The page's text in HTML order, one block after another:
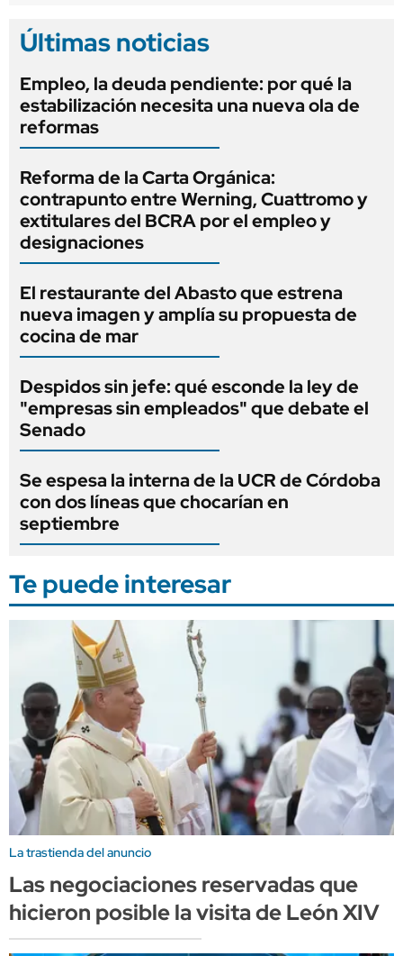
Últimas noticias
Empleo, la deuda pendiente: por qué la
estabilización necesita una nueva ola de
reformas
Reforma de la Carta Orgánica:
contrapunto entre Werning, Cuattromo y
extitulares del BCRA por el empleo y
designaciones
El restaurante del Abasto que estrena
nueva imagen y amplía su propuesta de
cocina de mar
Despidos sin jefe: qué esconde la ley de
"empresas sin empleados" que debate el
Senado
Se espesa la interna de la UCR de Córdoba
con dos líneas que chocarían en
septiembre
Te puede interesar
La trastienda del anuncio
Las negociaciones reservadas que
hicieron posible la visita de León XIV